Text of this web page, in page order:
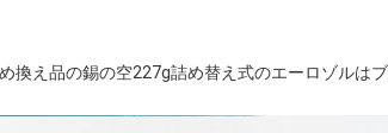
換え品の錫の空227g詰め替え式のエーロゾルは